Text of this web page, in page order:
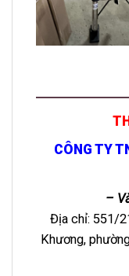
CÔNG TY
–
Địa chỉ: 551/
Khương,